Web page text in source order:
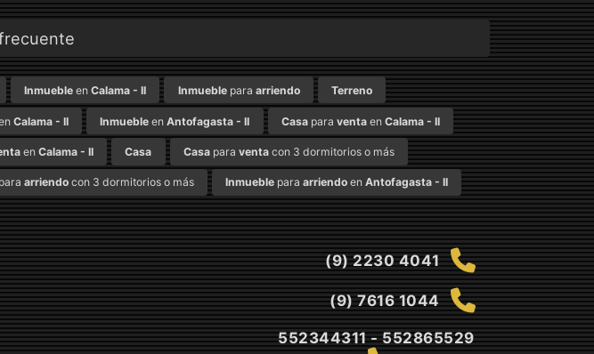
Inmueble enCalama - II Inmueblepara arriendo Terreno
Calama - II Inmueble enAntofagasta - II Casapara ventaen Calama - II
en Calama - II Casa Casapara ventacon 3 dormitorios o más
arriendocon 3 dormitorios o más Inmueble paraarriendo enAntofagasta - II
(9) 2230 4041
(9) 7616 1044
552344311 - 552865529